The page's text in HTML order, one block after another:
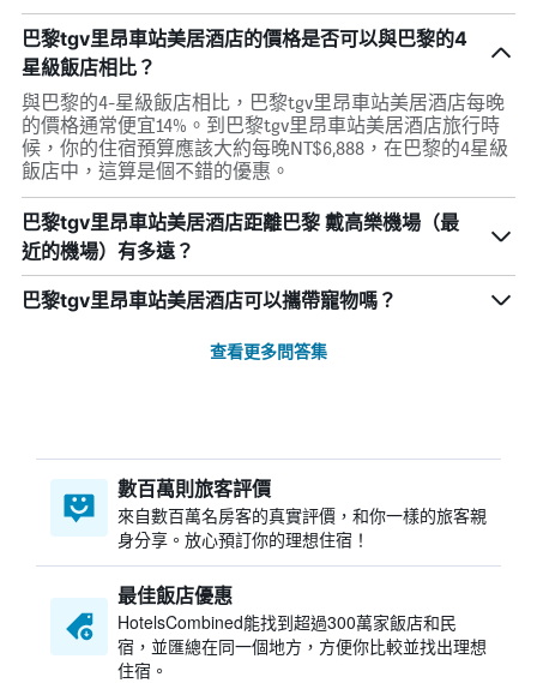
巴黎tgv里昂車站美居酒店的價格是否可以與巴黎的4
星級飯店相比？
與巴黎的4-星級飯店相比，巴黎tgv里昂車站美居酒店每晚
的價格通常便宜14%。到巴黎tgv里昂車站美居酒店旅行時
候，你的住宿預算應該大約每晚NT$6,888，在巴黎的4星級
飯店中，這算是個不錯的優惠。
巴黎tgv里昂車站美居酒店距離巴黎 戴高樂機場（最
近的機場）有多遠？
巴黎tgv里昂車站美居酒店可以攜帶寵物嗎？
查看更多問答集
數百萬則旅客評價
來自數百萬名房客的真實評價，和你一樣的旅客親
身分享。放心預訂你的理想住宿！
最佳飯店優惠
HotelsCombined​能找到超過300萬家飯店和民
宿，並匯總在同一個地方，方便你比較並找出理想
住宿。